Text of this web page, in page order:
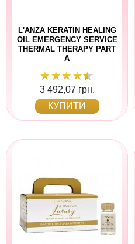
L'ANZA KERATIN HEALING
OIL EMERGENCY SERVICE
THERMAL THERAPY PART
A
3 492,07 грн.
КУПИТИ